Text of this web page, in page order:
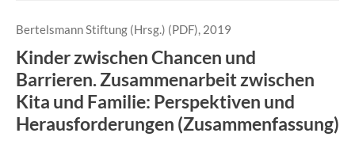
Bertelsmann Stiftung (Hrsg.) (PDF), 2019
Kinder zwischen Chancen und
Barrieren. Zusammenarbeit zwischen
Kita und Familie: Perspektiven und
Herausforderungen (Zusammenfassung)